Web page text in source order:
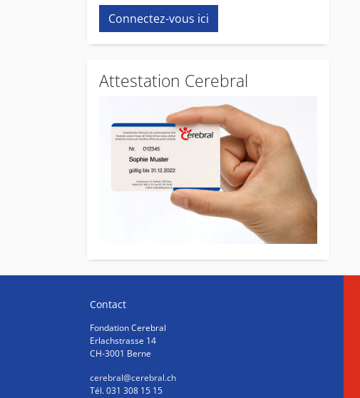
Connectez-vous ici
Attestation Cerebral
Contact
Fondation Cerebral
Erlachstrasse 14
CH-3001 Berne
cerebral@cerebral.ch
Tél. 031 308 15 15